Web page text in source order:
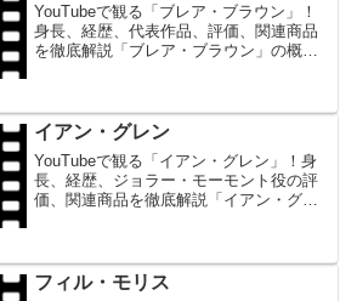
YouTubeで観る「ブレア・ブラウン」！
身長、経歴、代表作品、評価、関連商品
を徹底解説「ブレア・ブラウン」の概要
メリカの実力派女...
イアン・グレン
YouTubeで観る「イアン・グレン」！身
長、経歴、ジョラー・モーモント役の評
価、関連商品を徹底解説「イアン・グレ
です。舞台、テレビ...
フィル・モリス